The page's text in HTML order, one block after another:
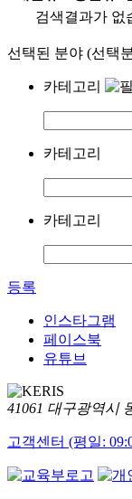
검색결과가 없
선택된 분야 (선택
카테고리
카테고리
카테고리
등록
인스타그램
페이스북
유튜브
41061 대구광역시
고객센터 (평일: